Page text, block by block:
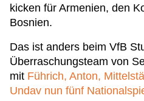
kicken für Armenien, den
Bosnien.
Das ist anders beim VfB
Überraschungsteam von
mit Führich, Anton,
Undav nun fünf